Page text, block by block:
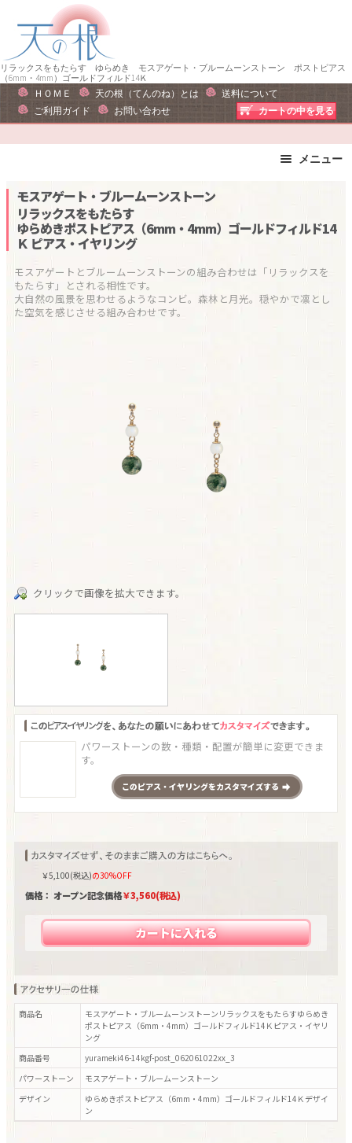
ー
シ
ン
へ
キ
ン
ツ
ス
キ
プ
リラックスをもたらす ゆらめき モスアゲート・ブルームーンストーン ポストピアス
（6mm・4mm）ゴールドフィルド14Ｋ
ＨＯＭＥ 天の根（てんのね）とは
送料について
ご利用ガイド
お問い合わせ カートの中を見る
メニュー
ピアス・イヤリング
リング
運勢で選ぶ
誕生石で選ぶ
干支石で選ぶ
星座石で選ぶ
石の名前で選ぶ
パワーストーン一覧
モスアゲート・ブルームーンストーン
リラックスをもたらす
ゆらめきポストピアス（6mm・4mm）ゴールドフィルド14
Ｋ ピアス・イヤリング
モスアゲートとブルームーンストーンの組み合わせは「リラックスを
もたらす」とされる相性です。
大自然の風景を思わせるようなコンビ。森林と月光。穏やかで凛とし
た空気を感じさせる組み合わせです。
クリックで画像を拡大できます。
パワーストーンの数・種類・配置が簡単に変更できま
す。
このピアス・イヤリングをカスタマイズする
￥5,100(税込)の30%OFF
価格： オープン記念価格￥3,560(税込)
カートに入れる
商品名
モスアゲート・ブルームーンストーンリラックスをもたらすゆらめき
ポストピアス（6mm・4mm）ゴールドフィルド14Ｋピアス・イヤリ
ング
商品番号
yurameki46-14kgf-post_062061022xx_3
パワーストーン
モスアゲート・ブルームーンストーン
デザイン
ゆらめきポストピアス（6mm・4mm）ゴールドフィルド14Ｋ デザイ
ン